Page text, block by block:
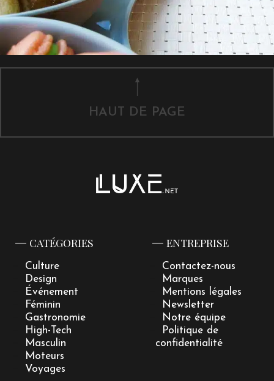
HAUT DE PAGE
CATÉGORIES
Culture
Design
Événement
Féminin
Gastronomie
High-Tech
Masculin
Moteurs
Voyages
ENTREPRISE
Contactez-nous
Marques
Mentions légales
Newsletter
Notre équipe
Politique de
confidentialité